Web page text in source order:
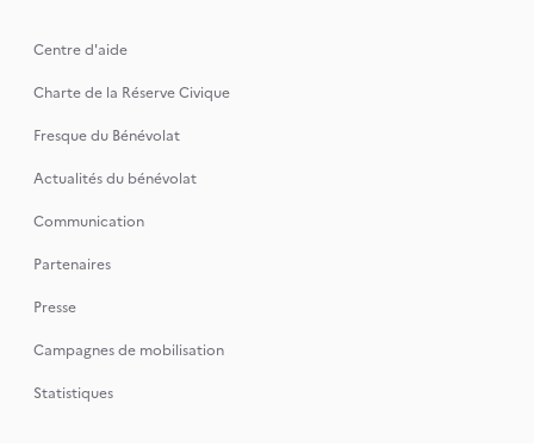
Centre d'aide
Charte de la Réserve Civique
Fresque du Bénévolat
Actualités du bénévolat
Communication
Partenaires
Presse
Campagnes de mobilisation
Statistiques